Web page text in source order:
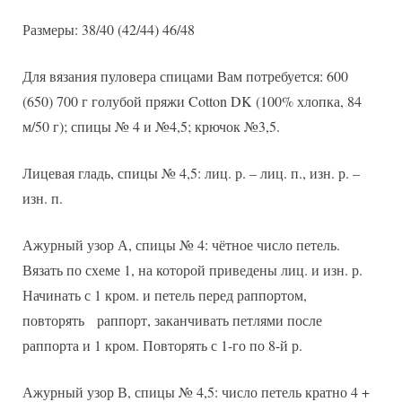
Размеры: 38/40 (42/44) 46/48
Для вязания пуловера спицами Вам потребуется: 600
(650) 700 г голубой пряжи Cotton DK (100% хлопка, 84
м/50 г); спицы № 4 и №4,5; крючок №3,5.
Лицевая гладь, спицы № 4,5: лиц. р. – лиц. п., изн. р. –
изн. п.
Ажурный узор А, спицы № 4: чётное число петель.
Вязать по схеме 1, на которой приведены лиц. и изн. р.
Начинать с 1 кром. и петель перед раппортом,
повторять раппорт, заканчивать петлями после
раппорта и 1 кром. Повторять с 1-го по 8-й р.
Ажурный узор В, спицы № 4,5: число петель кратно 4 +